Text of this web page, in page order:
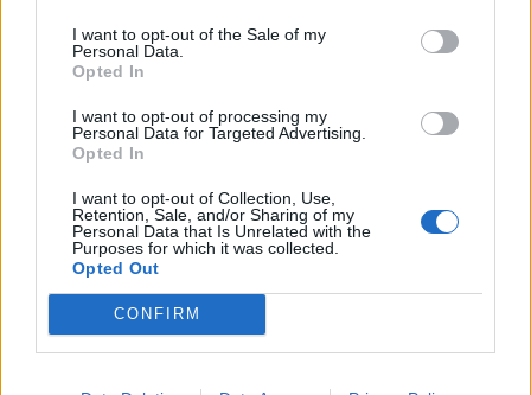
I want to opt-out of the Sale of my
Personal Data.
Opted In
I want to opt-out of processing my
Personal Data for Targeted Advertising.
Opted In
I want to opt-out of Collection, Use,
Retention, Sale, and/or Sharing of my
Personal Data that Is Unrelated with the
Purposes for which it was collected.
Opted Out
CONFIRM
τουρισμός άντεξε τις διεθνείς κρίσεις, αλλά
χρειάζονται γενναίες αλλαγές για να παραμείνει
ανταγωνιστικός» (ηχητικό)